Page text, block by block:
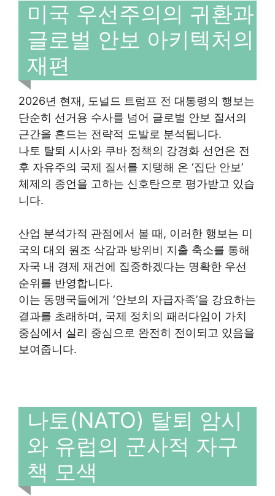
미국 우선주의의 귀환과
글로벌 안보 아키텍처의
재편
2026년 현재, 도널드 트럼프 전 대통령의 행보는
단순히 선거용 수사를 넘어 글로벌 안보 질서의
근간을 흔드는 전략적 도발로 분석됩니다.
나토 탈퇴 시사와 쿠바 정책의 강경화 선언은 전
후 자유주의 국제 질서를 지탱해 온 ‘집단 안보’
체제의 종언을 고하는 신호탄으로 평가받고 있습
니다.
산업 분석가적 관점에서 볼 때, 이러한 행보는 미
국의 대외 원조 삭감과 방위비 지출 축소를 통해
자국 내 경제 재건에 집중하겠다는 명확한 우선
순위를 반영합니다.
이는 동맹국들에게 ‘안보의 자급자족’을 강요하는
결과를 초래하며, 국제 정치의 패러다임이 가치
중심에서 실리 중심으로 완전히 전이되고 있음을
보여줍니다.
나토(NATO) 탈퇴 암시
와 유럽의 군사적 자구
책 모색